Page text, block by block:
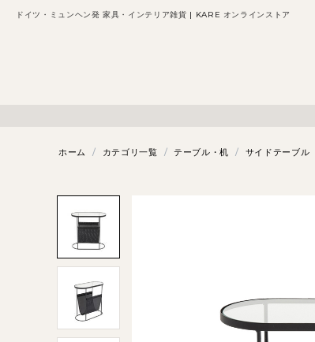
ドイツ・ミュンヘン発 家具・インテリア雑貨 | KARE オンラインストア
ホーム / カテゴリ一覧 / テーブル・机 / サイドテーブル